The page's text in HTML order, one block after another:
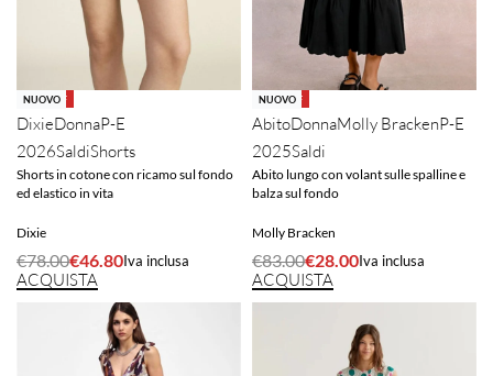
-40% OFF
NUOVO
DixieDonnaP-E
2026SaldiShorts
Shorts in cotone con ricamo sul fondo
ed elastico in vita
Dixie
€78.00€46.80Iva inclusa
ACQUISTA
-66% OFF
NUOVO
AbitoDonnaMolly BrackenP-E
2025Saldi
Abito lungo con volant sulle spalline e
balza sul fondo
Molly Bracken
€83.00€28.00Iva inclusa
ACQUISTA